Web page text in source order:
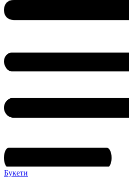
Букети